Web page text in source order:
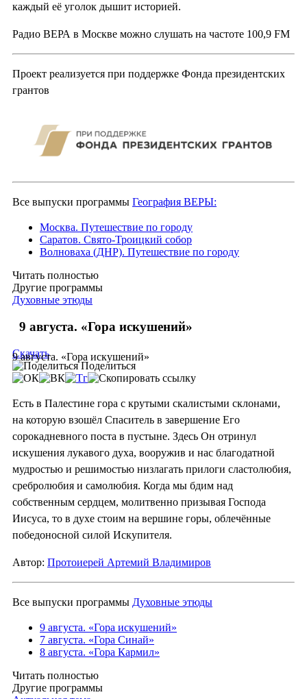
каждый её уголок дышит историей.
Радио ВЕРА в Москве можно слушать на частоте 100,9 FM
Проект реализуется при поддержке Фонда президентских
грантов
Все выпуски программы География ВЕРЫ:
Москва. Путешествие по городу
Саратов. Свято-Троицкий собор
Волноваха (ДНР). Путешествие по городу
Читать полностью
Другие программы
Духовные этюды
9 августа. «Гора искушений»
9 августа. «Гора искушений»
Скачать
Поделиться
Есть в Палестине гора с крутыми скалистыми склонами,
на которую взошёл Спаситель в завершение Его
сорокадневного поста в пустыне. Здесь Он отринул
искушения лукавого духа, вооружив и нас благодатной
мудростью и решимостью низлагать прилоги сластолюбия,
сребролюбия и самолюбия. Когда мы бдим над
собственным сердцем, молитвенно призывая Господа
Иисуса, то в духе стоим на вершине горы, облечённые
победоносной силой Искупителя.
Автор: Протоиерей Артемий Владимиров
Все выпуски программы Духовные этюды
9 августа. «Гора искушений»
7 августа. «Гора Синай»
8 августа. «Гора Кармил»
Читать полностью
Другие программы